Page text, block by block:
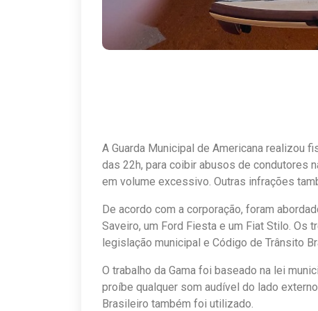
A Guarda Municipal de Americana realizou
das 22h, para coibir abusos de condutores
em volume excessivo. Outras infrações
De acordo com a corporação, foram
Saveiro, um Ford Fiesta e um Fiat Stilo. Os
legislação municipal e Código de Trânsito
O trabalho da Gama foi baseado na lei
proíbe qualquer som audível do lado
Brasileiro também foi utilizado.